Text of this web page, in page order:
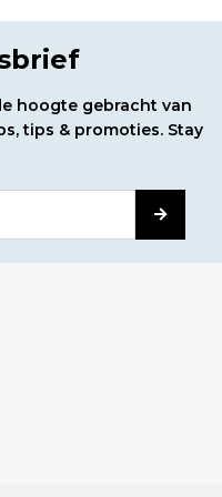
Olie, Rosmarinus Offi
Cassia
Bloem/Bladolie,
Caprylylglycol,
hoogte gebracht van
tips & promoties. Stay